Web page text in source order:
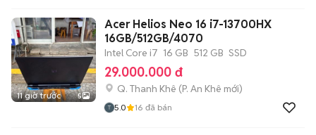
11 giờ trước 5
Acer Helios Neo 16 i7-13700HX
16GB/512GB/4070
Intel Core i7 16 GB 512 GB SSD
29.000.000 đ
Q. Thanh Khê (P. An Khê mới)
5.0 16 đã bán